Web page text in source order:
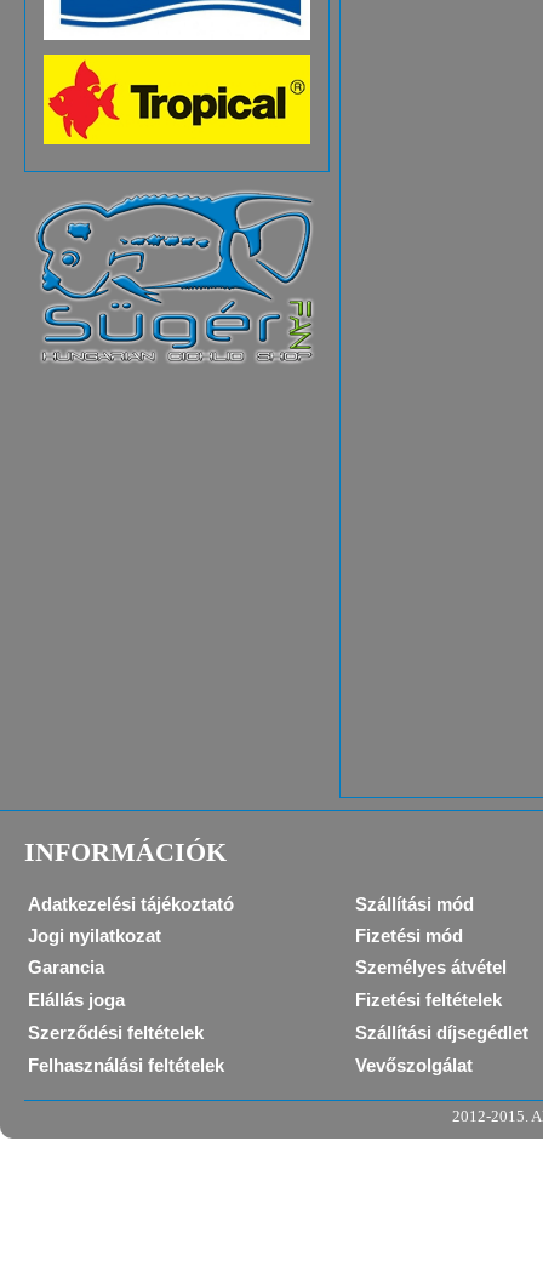
INFORMÁCIÓK
Adatkezelési tájékoztató
Szállítási mód
Jogi nyilatkozat
Fizetési mód
Garancia
Személyes átvétel
Elállás joga
Fizetési feltételek
Szerződési feltételek
Szállítási díjsegédlet
Felhasználási feltételek
Vevőszolgálat
2012-2015.